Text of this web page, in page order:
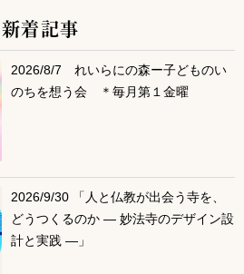
新着記事
2026/8/7 れいらにの森ー子どものい
のちを想う会 ＊毎月第１金曜
2026/9/30 「人と仏教が出会う寺を、
どうつくるのか ― 妙法寺のデザイン設
計と実践 ―」